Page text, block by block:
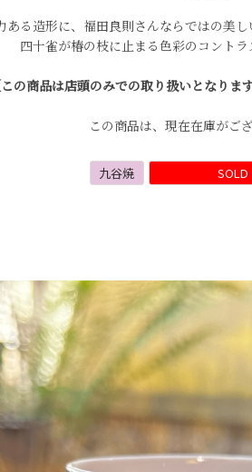
ある造形に、福田良則さんならではの美
四十雀が椿の枝に止まる色彩のコントラ
の商品は店頭のみでの取り扱いとなりま
この商品は、現在在庫がご
九谷焼